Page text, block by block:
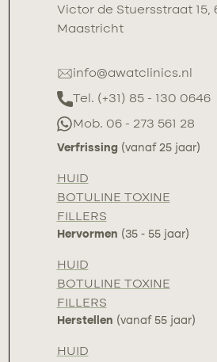
Victor de Stuersstraat 15,
Maastricht
info@awatclinics.nl
Tel. (+31) 85 - 130 0646
Mob. 06 - 273 561 28
Verfrissing (vanaf 25 jaar)
HUID
BOTULINE TOXINE
FILLERS
Hervormen (35 - 55 jaar)
HUID
BOTULINE TOXINE
FILLERS
Herstellen (vanaf 55 jaar)
HUID